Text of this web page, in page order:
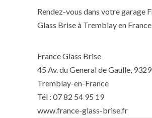
Rendez-vous dans votre garage
Glass Brise à Tremblay en
France Glass Brise
45 Av. du General de Gaulle,
Tremblay-en-France
Tél : 07 82 54 95 19
www.france-glass-brise.fr